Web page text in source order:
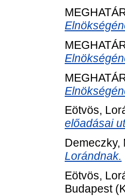
Eötvös,
előadásai
Demeczky,
Lorándnak.
Eötvös,
Budapest